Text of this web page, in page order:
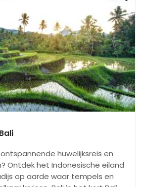
huwelijksreis en
Ontdek het Indonesische eiland
op aarde waar tempels en